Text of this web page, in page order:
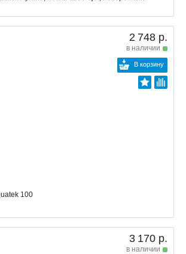
2 748 р.
в наличии
В корзину
100
3 170 р.
в наличии